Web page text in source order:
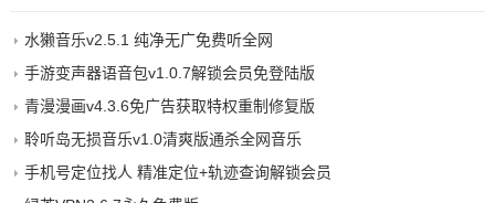
水獭音乐v2.5.1 纯净无广免费听全网
手游变声器语音包v1.0.7解锁会员免登陆版
青漫漫画v4.3.6免广告获取特权重制修复版
聆听岛无损音乐v1.0清爽版通杀全网音乐
手机号定位找人 精准定位+轨迹查询解锁会员